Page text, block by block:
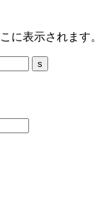
に表示されます。